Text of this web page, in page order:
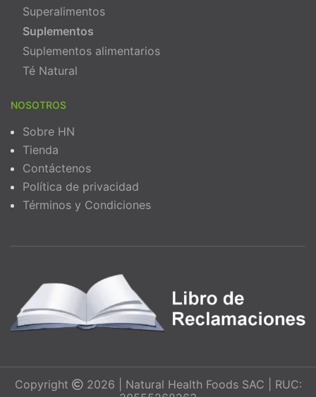
Superalimentos
Suplementos
Suplementos alimentarios
Té Natural
NOSOTROS
Sobre HN
Tienda
Contáctenos
Política de privacidad
Términos y Condiciones
Copyright
2026 | Natural Health Foods SAC | RUC: